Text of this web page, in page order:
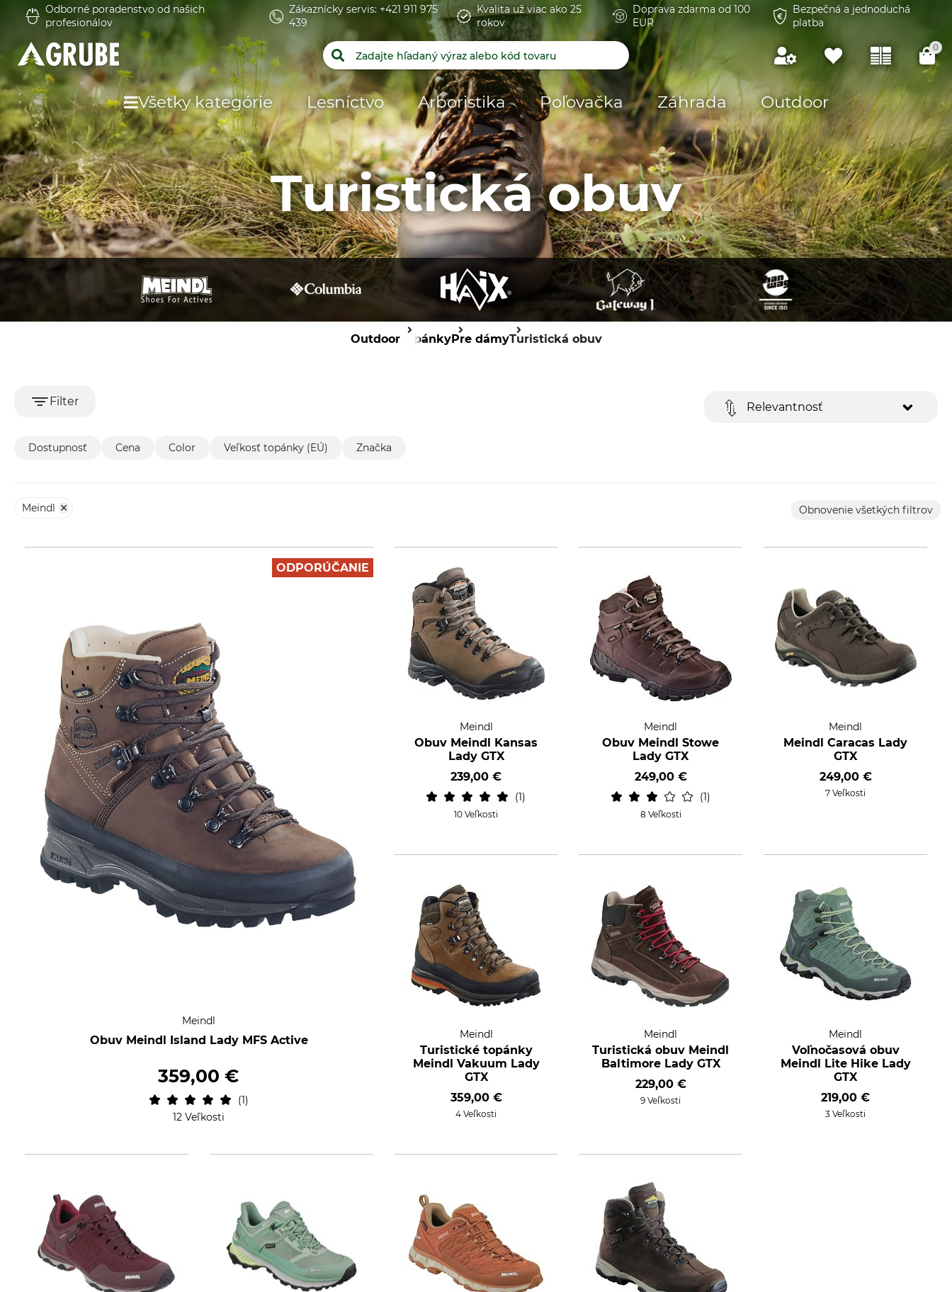
Odborné poradenstvo od našich
profesionálov
Zákaznícky servis: +421 911 975
439
Kvalita už viac ako 25
rokov
Doprava zdarma od 100
EUR
Bezpečná a jednoduchá
platba
0
Všetky kategórie Lesníctvo Arboristika Poľovačka Záhrada Outdoor
Turistická obuv
OutdoorTopánkyPre dámyTuristická obuv
Filter Relevantnosť
Dostupnosť Cena Color Veľkosť topánky (EÚ) Značka
Meindl Obnovenie všetkých filtrov
ODPORÚČANIE
Meindl
Obuv Meindl Island Lady MFS Active
359,00 €
1
12 Veľkosti
Meindl
Obuv Meindl Kansas
Lady GTX
239,00 €
1
10 Veľkosti
Meindl
Obuv Meindl Stowe
Lady GTX
249,00 €
1
8 Veľkosti
Meindl
Meindl Caracas Lady
GTX
249,00 €
7 Veľkosti
Meindl
Turistické topánky
Meindl Vakuum Lady
GTX
359,00 €
4 Veľkosti
Meindl
Turistická obuv Meindl
Baltimore Lady GTX
229,00 €
9 Veľkosti
Meindl
Voľnočasová obuv
Meindl Lite Hike Lady
GTX
219,00 €
3 Veľkosti